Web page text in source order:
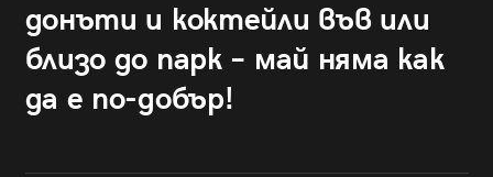
донъти и коктейли във или
близо до парк – май няма как
да е по-добър!